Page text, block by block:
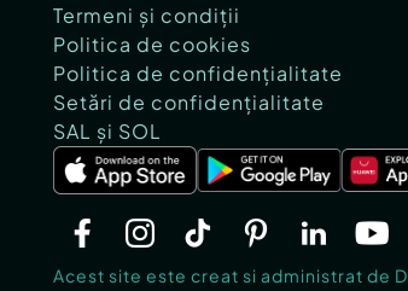
Termeni și condiții
Politica de cookies
Politica de confidențialitate
Setări de confidențialitate
SAL și SOL
Acest site este creat si administrat de